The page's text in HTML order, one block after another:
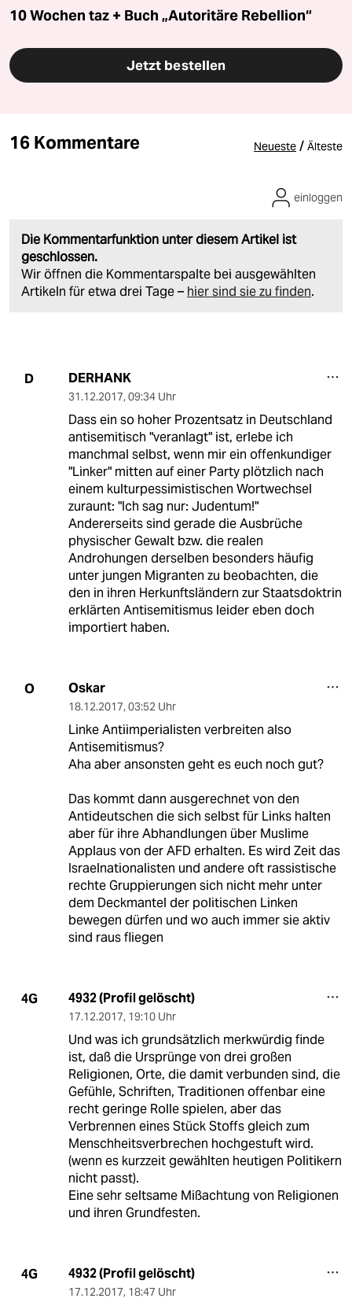
10 Wochen taz + Buch „Autoritäre Rebellion“
Jetzt bestellen
16 Kommentare Neueste / Älteste
Die Kommentarfunktion unter diesem Artikel ist
geschlossen.
Wir öffnen die Kommentarspalte bei ausgewählten
Artikeln für etwa drei Tage – hier sind sie zu finden.
einloggen
D DERHANK
31.12.2017, 09:34 Uhr
Dass ein so hoher Prozentsatz in Deutschland
antisemitisch "veranlagt" ist, erlebe ich
manchmal selbst, wenn mir ein offenkundiger
"Linker" mitten auf einer Party plötzlich nach
einem kulturpessimistischen Wortwechsel
zuraunt: "Ich sag nur: Judentum!"
Andererseits sind gerade die Ausbrüche
physischer Gewalt bzw. die realen
Androhungen derselben besonders häufig
unter jungen Migranten zu beobachten, die
den in ihren Herkunftsländern zur Staatsdoktrin
erklärten Antisemitismus leider eben doch
importiert haben.
O Oskar
18.12.2017, 03:52 Uhr
Linke Antiimperialisten verbreiten also
Antisemitismus?
Aha aber ansonsten geht es euch noch gut?
Das kommt dann ausgerechnet von den
Antideutschen die sich selbst für Links halten
aber für ihre Abhandlungen über Muslime
Applaus von der AFD erhalten. Es wird Zeit das
Israelnationalisten und andere oft rassistische
rechte Gruppierungen sich nicht mehr unter
dem Deckmantel der politischen Linken
bewegen dürfen und wo auch immer sie aktiv
sind raus fliegen
4G 4932 (Profil gelöscht)
17.12.2017, 19:10 Uhr
Und was ich grundsätzlich merkwürdig finde
ist, daß die Ursprünge von drei großen
Religionen, Orte, die damit verbunden sind, die
Gefühle, Schriften, Traditionen offenbar eine
recht geringe Rolle spielen, aber das
Verbrennen eines Stück Stoffs gleich zum
Menschheitsverbrechen hochgestuft wird.
(wenn es kurzzeit gewählten heutigen Politikern
nicht passt).
Eine sehr seltsame Mißachtung von Religionen
und ihren Grundfesten.
4G 4932 (Profil gelöscht)
17.12.2017, 18:47 Uhr